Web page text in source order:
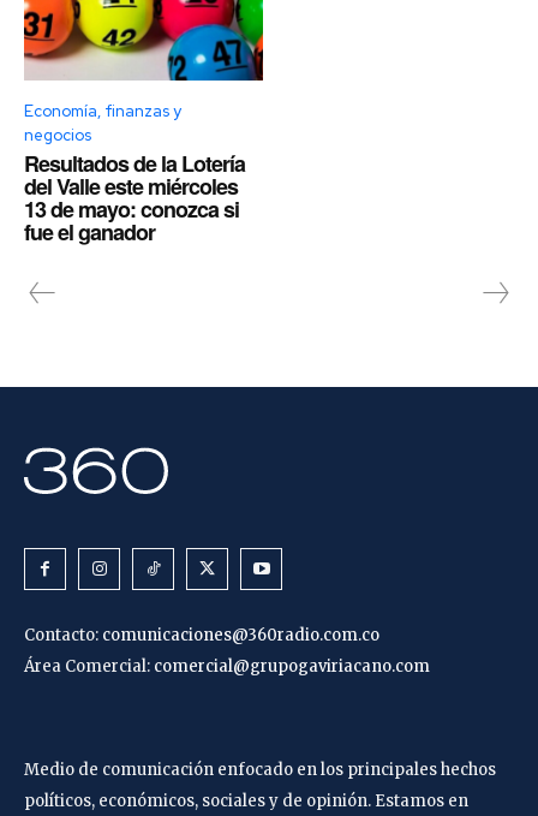
Economía, finanzas y
negocios
Resultados de la Lotería
del Valle este miércoles
13 de mayo: conozca si
fue el ganador
Contacto: comunicaciones@360radio.com.co
Área Comercial: comercial@grupogaviriacano.com
Medio de comunicación enfocado en los principales hechos
políticos, económicos, sociales y de opinión. Estamos en